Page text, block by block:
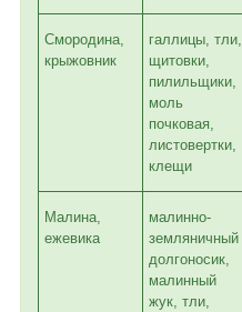
Смородина,
крыжовник
галлицы, тли,
щитовки,
пилильщики,
моль
почковая,
листовертки,
клещи
Малина,
ежевика
малинно-
земляничный
долгоносик,
малинный
жук, тли,